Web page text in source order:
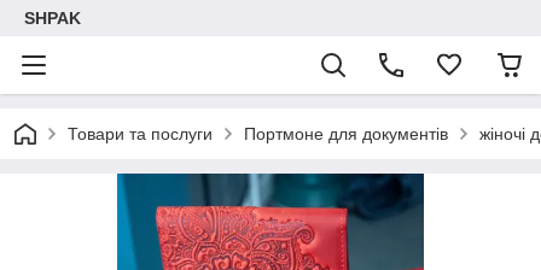
SHPAK
Товари та послуги Портмоне для документів жіночі